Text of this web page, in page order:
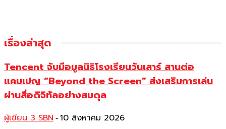
เรื่องล่าสุด
Tencent จับมือมูลนิธิโรงเรียนวันเสาร์ สานต่อ
แคมเปญ “Beyond the Screen” ส่งเสริมการเล่น
ผ่านสื่อดิจิทัลอย่างสมดุล
ผู้เขียน 3 SBN - 10 สิงหาคม 2026